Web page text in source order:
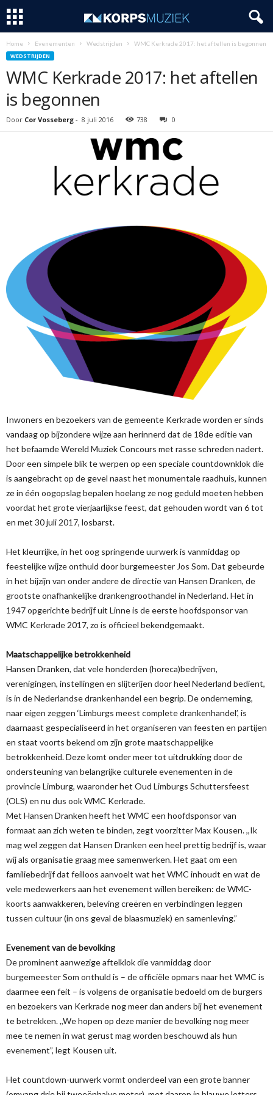
Home Evenementen Wedstrijden WMC Kerkrade 2017: het aftellen is begonnen
WEDSTRIJDEN
WMC Kerkrade 2017: het aftellen
is begonnen
Door Cor Vosseberg - 8 juli 2016 738 0
Inwoners en bezoekers van de gemeente Kerkrade worden er sinds
vandaag op bijzondere wijze aan herinnerd dat de 18de editie van
het befaamde Wereld Muziek Concours met rasse schreden nadert.
Door een simpele blik te werpen op een speciale countdownklok die
is aangebracht op de gevel naast het monumentale raadhuis, kunnen
ze in één oogopslag bepalen hoelang ze nog geduld moeten hebben
voordat het grote vierjaarlijkse feest, dat gehouden wordt van 6 tot
en met 30 juli 2017, losbarst.
Het kleurrijke, in het oog springende uurwerk is vanmiddag op
feestelijke wijze onthuld door burgemeester Jos Som. Dat gebeurde
in het bijzijn van onder andere de directie van Hansen Dranken, de
grootste onafhankelijke drankengroothandel in Nederland. Het in
1947 opgerichte bedrijf uit Linne is de eerste hoofdsponsor van
WMC Kerkrade 2017, zo is officieel bekendgemaakt.
Maatschappelijke betrokkenheid
Hansen Dranken, dat vele honderden (horeca)bedrijven,
verenigingen, instellingen en slijterijen door heel Nederland bedient,
is in de Nederlandse drankenhandel een begrip. De onderneming,
naar eigen zeggen ‘Limburgs meest complete drankenhandel’, is
daarnaast gespecialiseerd in het organiseren van feesten en partijen
en staat voorts bekend om zijn grote maatschappelijke
betrokkenheid. Deze komt onder meer tot uitdrukking door de
ondersteuning van belangrijke culturele evenementen in de
provincie Limburg, waaronder het Oud Limburgs Schuttersfeest
(OLS) en nu dus ook WMC Kerkrade.
Met Hansen Dranken heeft het WMC een hoofdsponsor van
formaat aan zich weten te binden, zegt voorzitter Max Kousen. ,,Ik
mag wel zeggen dat Hansen Dranken een heel prettig bedrijf is, waar
wij als organisatie graag mee samenwerken. Het gaat om een
familiebedrijf dat feilloos aanvoelt wat het WMC inhoudt en wat de
vele medewerkers aan het evenement willen bereiken: de WMC-
koorts aanwakkeren, beleving creëren en verbindingen leggen
tussen cultuur (in ons geval de blaasmuziek) en samenleving.”
Evenement van de bevolking
De prominent aanwezige aftelklok die vanmiddag door
burgemeester Som onthuld is – de officiële opmars naar het WMC is
daarmee een feit – is volgens de organisatie bedoeld om de burgers
en bezoekers van Kerkrade nog meer dan anders bij het evenement
te betrekken. ,,We hopen op deze manier de bevolking nog meer
mee te nemen in wat gerust mag worden beschouwd als hun
evenement”, legt Kousen uit.
Het countdown-uurwerk vormt onderdeel van een grote banner